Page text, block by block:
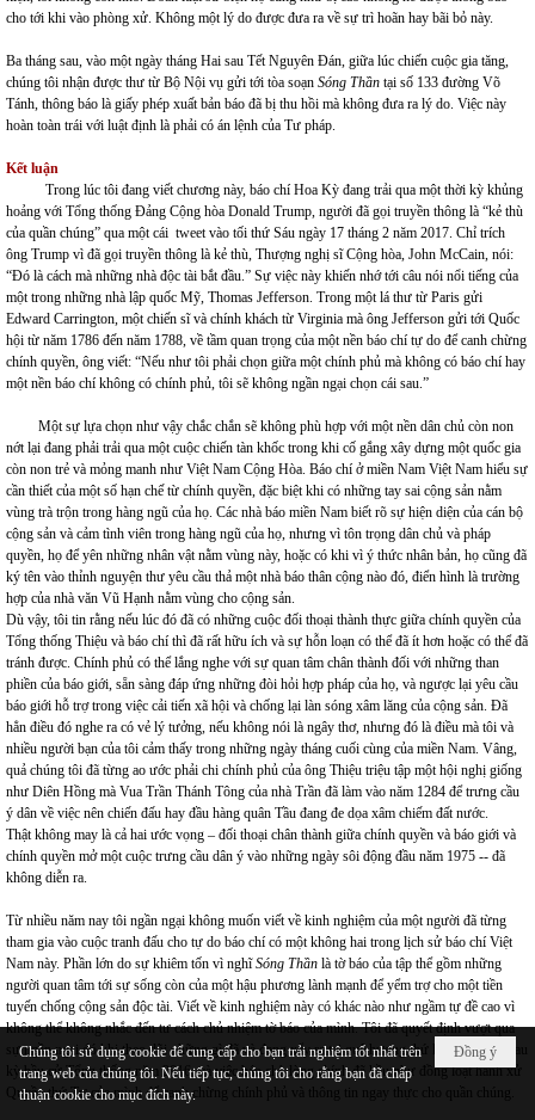
cho tới khi vào phòng xử. Không một lý do được đưa ra về sự trì hoãn hay bãi bỏ này.
Ba tháng sau, vào một ngày tháng Hai sau Tết Nguyên Đán, giữa lúc chiến cuộc gia tăng,
chúng tôi nhận được thư từ Bộ Nội vụ gửi tới tòa soạn Sóng Thần tại số 133 đường Võ
Tánh, thông báo là giấy phép xuất bản báo đã bị thu hồi mà không đưa ra lý do. Việc này
hoàn toàn trái với luật định là phải có án lệnh của Tư pháp.
Kết luận
Trong lúc tôi đang viết chương này, báo chí Hoa Kỳ đang trải qua một thời kỳ khủng
hoảng với Tổng thống Đảng Cộng hòa Donald Trump, người đã gọi truyền thông là “kẻ thù
của quần chúng” qua một cái tweet vào tối thứ Sáu ngày 17 tháng 2 năm 2017. Chỉ trích
ông Trump vì đã gọi truyền thông là kẻ thù, Thượng nghị sĩ Cộng hòa, John McCain, nói:
“Đó là cách mà những nhà độc tài bắt đầu.” Sự việc này khiến nhớ tới câu nói nổi tiếng của
một trong những nhà lập quốc Mỹ, Thomas Jefferson. Trong một lá thư từ Paris gửi
Edward Carrington, một chiến sĩ và chính khách từ Virginia mà ông Jefferson gửi tới Quốc
hội từ năm 1786 đến năm 1788, về tầm quan trọng của một nền báo chí tự do để canh chừng
chính quyền, ông viết: “Nếu như tôi phải chọn giữa một chính phủ mà không có báo chí hay
một nền báo chí không có chính phủ, tôi sẽ không ngần ngại chọn cái sau.”
Một sự lựa chọn như vậy chắc chắn sẽ không phù hợp với một nền dân chủ còn non
nớt lại đang phải trải qua một cuộc chiến tàn khốc trong khi cố gắng xây dựng một quốc gia
còn non trẻ và mỏng manh như Việt Nam Cộng Hòa. Báo chí ở miền Nam Việt Nam hiểu sự
cần thiết của một số hạn chế từ chính quyền, đặc biệt khi có những tay sai cộng sản nằm
vùng trà trộn trong hàng ngũ của họ. Các nhà báo miền Nam biết rõ sự hiện diện của cán bộ
cộng sản và cảm tình viên trong hàng ngũ của họ, nhưng vì tôn trọng dân chủ và pháp
quyền, họ để yên những nhân vật nằm vùng này, hoặc có khi vì ý thức nhân bản, họ cũng đã
ký tên vào thỉnh nguyện thư yêu cầu thả một nhà báo thân cộng nào đó, điển hình là trường
hợp của nhà văn Vũ Hạnh nằm vùng cho cộng sản.
Dù vậy, tôi tin rằng nếu lúc đó đã có những cuộc đối thoại thành thực giữa chính quyền của
Tổng thống Thiệu và báo chí thì đã rất hữu ích và sự hỗn loạn có thể đã ít hơn hoặc có thể đã
tránh được. Chính phủ có thể lắng nghe với sự quan tâm chân thành đối với những than
phiền của báo giới, sẵn sàng đáp ứng những đòi hỏi hợp pháp của họ, và ngược lại yêu cầu
báo giới hỗ trợ trong việc cải tiến xã hội và chống lại làn sóng xâm lăng của cộng sản. Đã
hẳn điều đó nghe ra có vẻ lý tưởng, nếu không nói là ngây thơ, nhưng đó là điều mà tôi và
nhiều người bạn của tôi cảm thấy trong những ngày tháng cuối cùng của miền Nam. Vâng,
quả chúng tôi đã từng ao ước phải chi chính phủ của ông Thiệu triệu tập một hội nghị giống
như Diên Hồng mà Vua Trần Thánh Tông của nhà Trần đã làm vào năm 1284 để trưng cầu
ý dân về việc nên chiến đấu hay đầu hàng quân Tầu đang đe dọa xâm chiếm đất nước.
Thật không may là cả hai ước vọng – đối thoại chân thành giữa chính quyền và báo giới và
chính quyền mở một cuộc trưng cầu dân ý vào những ngày sôi động đầu năm 1975 -- đã
không diễn ra.
Từ nhiều năm nay tôi ngần ngại không muốn viết về kinh nghiệm của một người đã từng
tham gia vào cuộc tranh đấu cho tự do báo chí có một không hai trong lịch sử báo chí Việt
Nam này. Phần lớn do sự khiêm tốn vì nghĩSóng Thần là tờ báo của tập thể gồm những
người quan tâm tới sự sống còn của một hậu phương lành mạnh để yểm trợ cho một tiền
tuyến chống cộng sản độc tài. Viết về kinh nghiệm này có khác nào như ngầm tự đề cao vì
không thể không nhắc đến tư cách chủ nhiệm tờ báo của mình. Tôi đã quyết định vượt qua
sự ngần ngại đó khi theo dõi những gì đã và đang xẩy ra tại quê hương thứ hai của tôi từ sau
kỳ bầu cử Tổng thống năm 2016, và việc báo chí dòng chính đã hầu như đồng loạt hành xử
Quyền thứ Tư của mình để canh chừng chính phủ và thông tin ngay thực cho quần chúng.
Đồng ý
Chúng tôi sử dụng cookie để cung cấp cho bạn trải nghiệm tốt nhất trên
trang web của chúng tôi. Nếu tiếp tục, chúng tôi cho rằng bạn đã chấp
thuận cookie cho mục đích này.